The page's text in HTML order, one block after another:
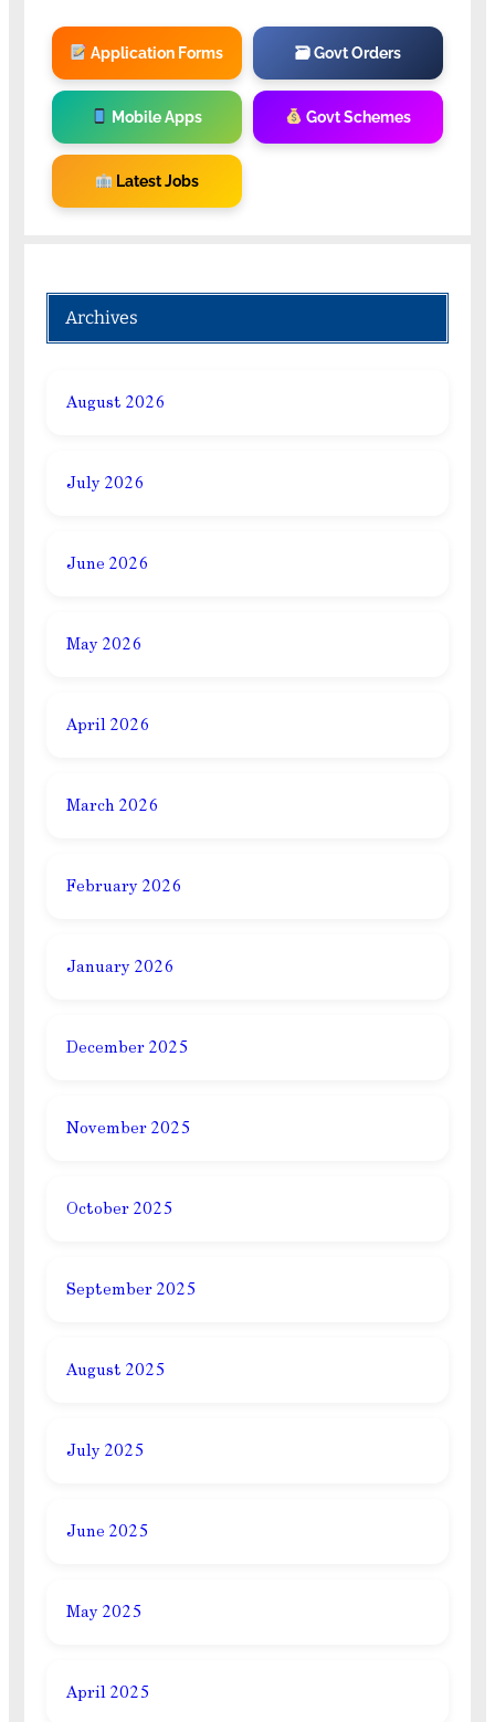
Application Forms 🗃 Govt Orders
Mobile Apps Govt Schemes
Latest Jobs
Archives
August 2026
July 2026
June 2026
May 2026
April 2026
March 2026
February 2026
January 2026
December 2025
November 2025
October 2025
September 2025
August 2025
July 2025
June 2025
May 2025
April 2025